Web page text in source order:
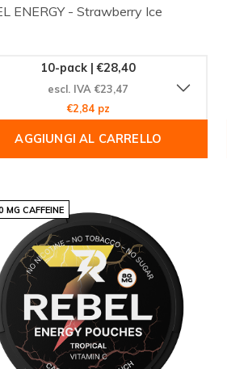
ENERGY - Strawberry Ice
10-pack | €28,40
escl. IVA €23,47
€2,84 pz
AGGIUNGI AL CARRELLO
MG CAFFEINE